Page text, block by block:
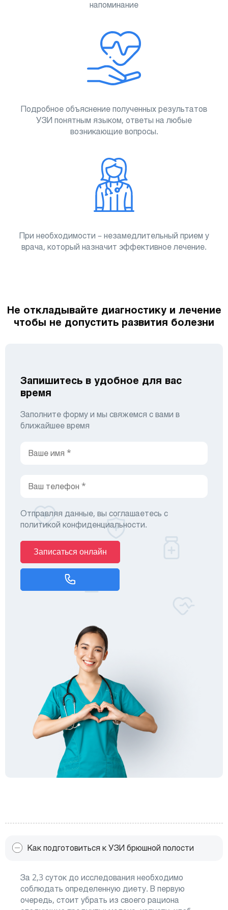
напоминание
Подробное объяснение полученных результатов
УЗИ понятным языком, ответы на любые
возникающие вопросы.
При необходимости – незамедлительный прием у
врача, который назначит эффективное лечение.
Не откладывайте диагностику и лечение
чтобы не допустить развития болезни
Запишитесь в удобное для вас
время
Заполните форму и мы свяжемся с вами в
ближайшее время
Отправляя данные, вы соглашаетесь с
политикой конфиденциальности.
Записаться онлайн
Как подготовиться к УЗИ брюшной полости
За 2,3 суток до исследования необходимо
соблюдать определенную диету. В первую
очередь, стоит убрать из своего рациона